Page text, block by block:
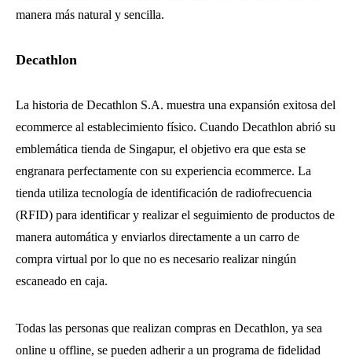
manera más natural y sencilla.
Decathlon
La historia de Decathlon S.A. muestra una expansión exitosa del
ecommerce al establecimiento físico. Cuando Decathlon abrió su
emblemática tienda de Singapur, el objetivo era que esta se
engranara perfectamente con su experiencia ecommerce. La
tienda utiliza tecnología de identificación de radiofrecuencia
(RFID) para identificar y realizar el seguimiento de productos de
manera automática y enviarlos directamente a un carro de
compra virtual por lo que no es necesario realizar ningún
escaneado en caja.
Todas las personas que realizan compras en Decathlon, ya sea
online u offline, se pueden adherir a un programa de fidelidad